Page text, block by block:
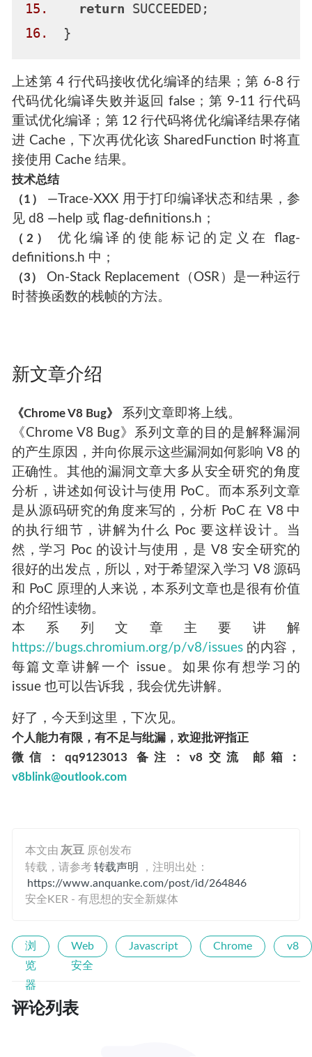
15.
return
16.
上述第 4 行代码接收优化编译的结果；第 6-8 行
代码优化编译失败并返回 false；第 9-11 行代码
重试优化编译；第 12 行代码将优化编译结果存储
进 Cache，下次再优化该 SharedFunction 时将直
接使用 Cache 结果。
技术总结
（1）
—Trace-XXX 用于打印编译状态和结果，参
见 d8 —help 或 flag-definitions.h；
（2）
优化编译的使能标记的定义在 flag-
definitions.h 中；
（3）
On-Stack Replacement（OSR）是一种运行
时替换函数的栈帧的方法。
新文章介绍
《Chrome V8 Bug》
系列文章即将上线。
《Chrome V8 Bug》系列文章的目的是解释漏洞
的产生原因，并向你展示这些漏洞如何影响 V8 的
正确性。其他的漏洞文章大多从安全研究的角度
分析，讲述如何设计与使用 PoC。而本系列文章
是从源码研究的角度来写的，分析 PoC 在 V8 中
的执行细节，讲解为什么 Poc 要这样设计。当
然，学习 Poc 的设计与使用，是 V8 安全研究的
很好的出发点，所以，对于希望深入学习 V8 源码
和 PoC 原理的人来说，本系列文章也是很有价值
的介绍性读物。
本系列文章主要讲解
https://bugs.chromium.org/p/v8/issues的内容，
每篇文章讲解一个 issue。如果你有想学习的
issue 也可以告诉我，我会优先讲解。
好了，今天到这里，下次见。
个人能力有限，有不足与纰漏，欢迎批评指正
微信：qq9123013 备注：v8交流 邮箱：
v8blink@outlook.com
本文由 灰豆 原创发布
转载，请参考 转载声明
，注明出处：
https://www.anquanke.com/post/id/264846
安全KER - 有思想的安全新媒体
浏
览
器
Web
安全
Javascript Chrome v8
评论列表